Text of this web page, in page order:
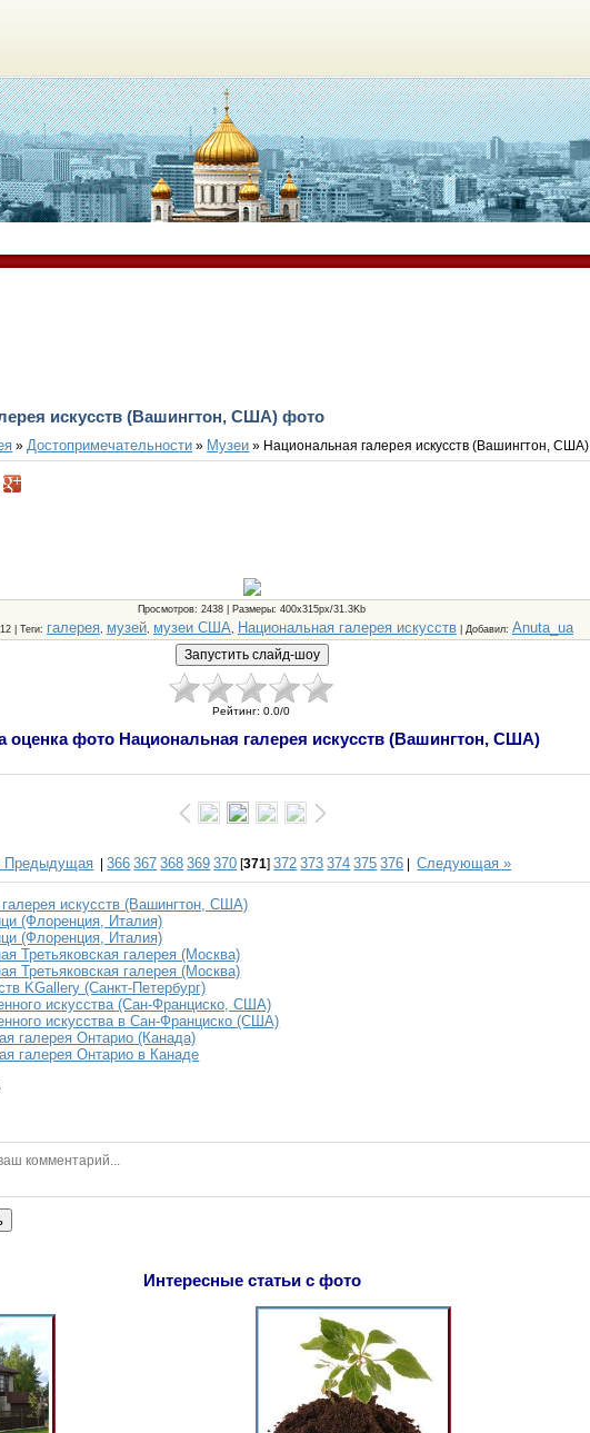
искусств (Вашингтон, США) фото
» Достопримечательности » Музеи » Национальная галерея искусств (Вашингтон, США)
Просмотров: 2438 | Размеры: 400x315px/31.3Kb
| Теги: галерея музей музеи США Национальная галерея искусств| Добавил: Anuta_ua
Рейтинг:0.0/0
оценка фото Национальная галерея искусств (Вашингтон, США)
Предыдущая |366 367 368 369 370 [371]372 373 374 375 376 |Следующая »
искусств (Вашингтон, США)
(Флоренция, Италия)
(Флоренция, Италия)
Третьяковская галерея (Москва)
Третьяковская галерея (Москва)
KGallery (Санкт-Петербург)
искусства (Сан-Франциско, США)
искусства в Сан-Франциско (США)
галерея Онтарио (Канада)
галерея Онтарио в Канаде
Интересные статьи с фото